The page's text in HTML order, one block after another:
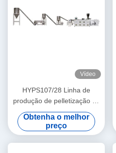
Vídeo
HYPS107/28 Linha de
produção de pelletização de
paralelepípedos para cabos
de PVC para granulados de
injeção
Obtenha o melhor
preço